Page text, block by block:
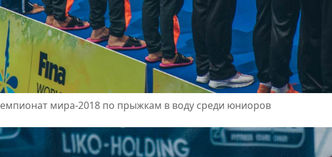
мира-2018 по прыжкам в воду среди юниоров